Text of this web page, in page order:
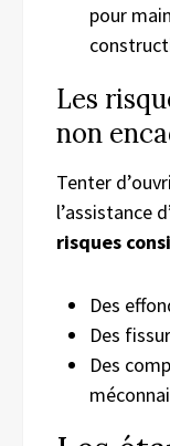
pour
Les
non
Tenter
l’assistance
risques
Des
Des
Des